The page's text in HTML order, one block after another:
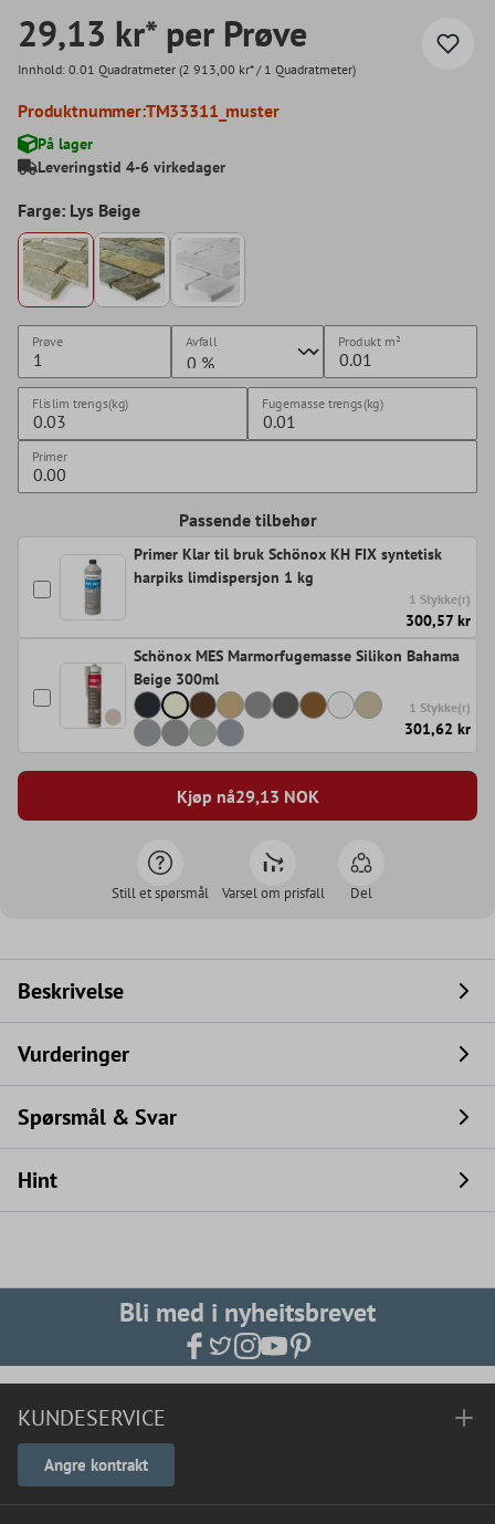
29,13 kr* per Prøve
Innhold: 0.01 Quadratmeter (2 913,00 kr* / 1 Quadratmeter)
Produktnummer:TM33311_muster
På lager
Leveringstid 4-6 virkedager
Farge: Lys Beige
Prøve Avfall Produkt m²
Flislim trengs(kg) Fugemasse trengs(kg)
Primer
Passende tilbehør
Primer Klar til bruk Schönox KH FIX syntetisk
harpiks limdispersjon 1 kg
1 Stykke(r)
300,57 kr
Schönox MES Marmorfugemasse Silikon Bahama
Beige 300ml
1 Stykke(r)
301,62 kr
Kjøp nå29,13 NOK
Still et spørsmål Varsel om prisfall Del
Beskrivelse
Vurderinger
Spørsmål & Svar
Hint
Bli med i nyheitsbrevet
KUNDESERVICE
Angre kontrakt